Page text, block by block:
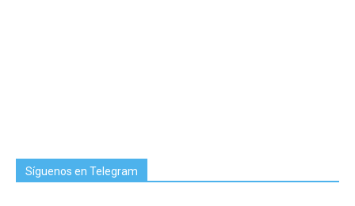
Síguenos en Telegram